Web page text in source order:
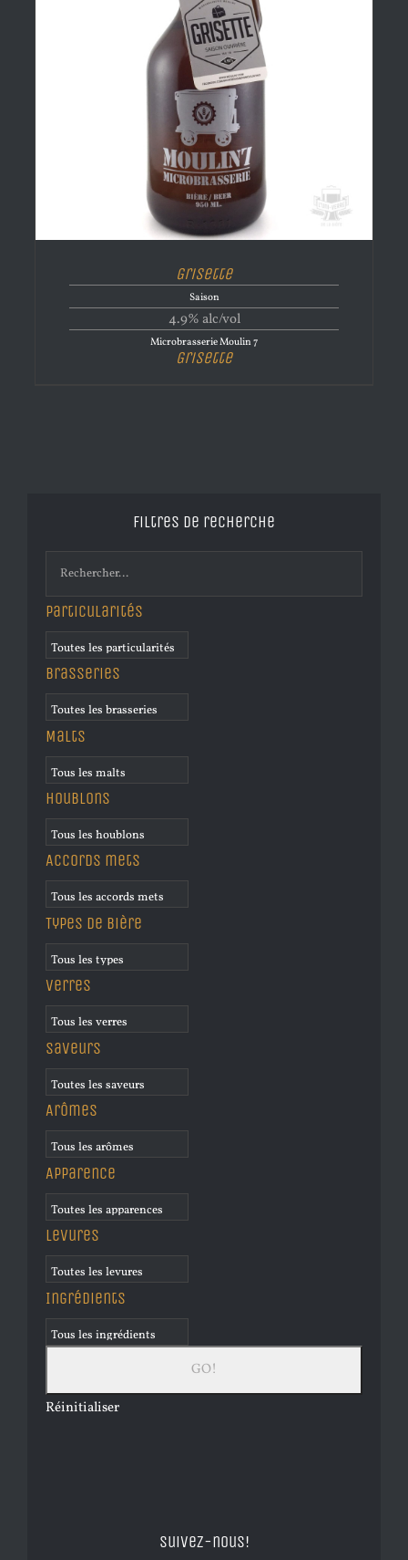
Grisette
Saison
4.9% alc/vol
Microbrasserie Moulin 7
Grisette
Filtres de recherche
Particularités
Brasseries
Malts
Houblons
Accords mets
Types de bière
Verres
Saveurs
Arômes
Apparence
Levures
Ingrédients
Réinitialiser
Suivez-nous!